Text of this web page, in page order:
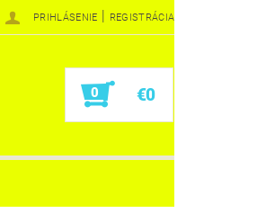
PRIHLÁSENIE | REGISTRÁCIA
0 €0